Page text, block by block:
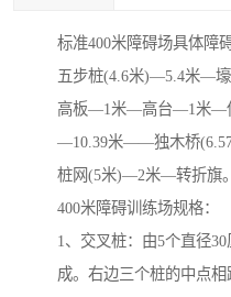
标准400米障碍场具体
五步桩(4.6米)—5.4米—
高板—1米—高台—1米—
—10.39米——独木桥
桩网(5米)—2米—转折旗。
400米障碍训练场规格：
1、交叉桩：由5个直径
成。右边三个桩的中点